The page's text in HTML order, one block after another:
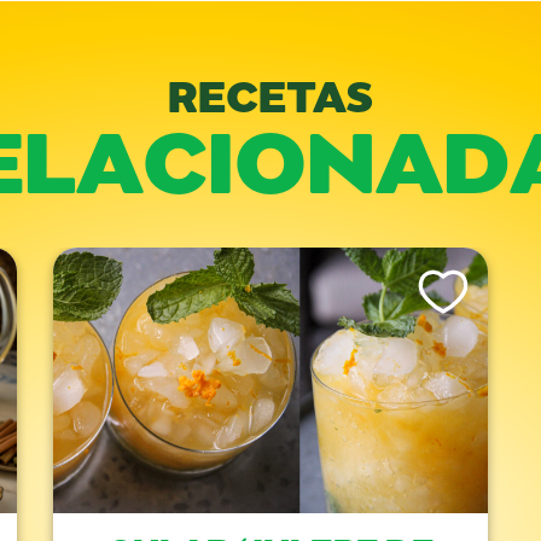
RECETAS
Recipe Like This Recipe